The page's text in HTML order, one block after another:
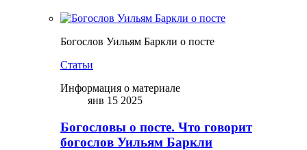
Богослов Уильям Баркли о посте
Статьи
Информация о материале
янв 15 2025
Богословы о посте. Что говорит
богослов Уильям Баркли